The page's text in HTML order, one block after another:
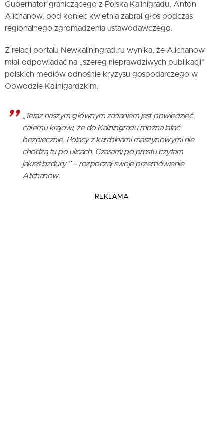
Gubernator graniczącego z Polską Kalinigradu, Anton
Alichanow, pod koniec kwietnia zabrał głos podczas
regionalnego zgromadzenia ustawodawczego.
Z relacji portalu Newkaliningrad.ru wynika, że Alichanow
miał odpowiadać na „szereg nieprawdziwych publikacji”
polskich mediów odnośnie kryzysu gospodarczego w
Obwodzie Kalinigardzkim.
„Teraz naszym głównym zadaniem jest powiedzieć
całemu krajowi, że do Kaliningradu można latać
bezpiecznie. Polacy z karabinami maszynowymi nie
chodzą tu po ulicach. Czasami po prostu czytam
jakieś bzdury.” – rozpoczął swoje przemówienie
Alichanow.
REKLAMA